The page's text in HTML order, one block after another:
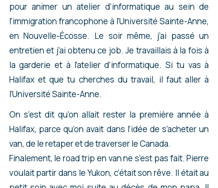
pour animer un atelier d’informatique au sein de
l’immigration francophone à l’Université Sainte-Anne,
en Nouvelle-Écosse. Le soir même, j’ai passé un
entretien et j’ai obtenu ce job. Je travaillais à la fois à
la garderie et à l’atelier d’informatique. Si tu vas à
Halifax et que tu cherches du travail, il faut aller à
l’Université Sainte-Anne.
On s’est dit qu’on allait rester la première année à
Halifax, parce qu’on avait dans l’idée de s’acheter un
van, de le retaper et de traverser le Canada.
Finalement, le road trip en van ne s’est pas fait. Pierre
voulait partir dans le Yukon, c’était son rêve. Il était au